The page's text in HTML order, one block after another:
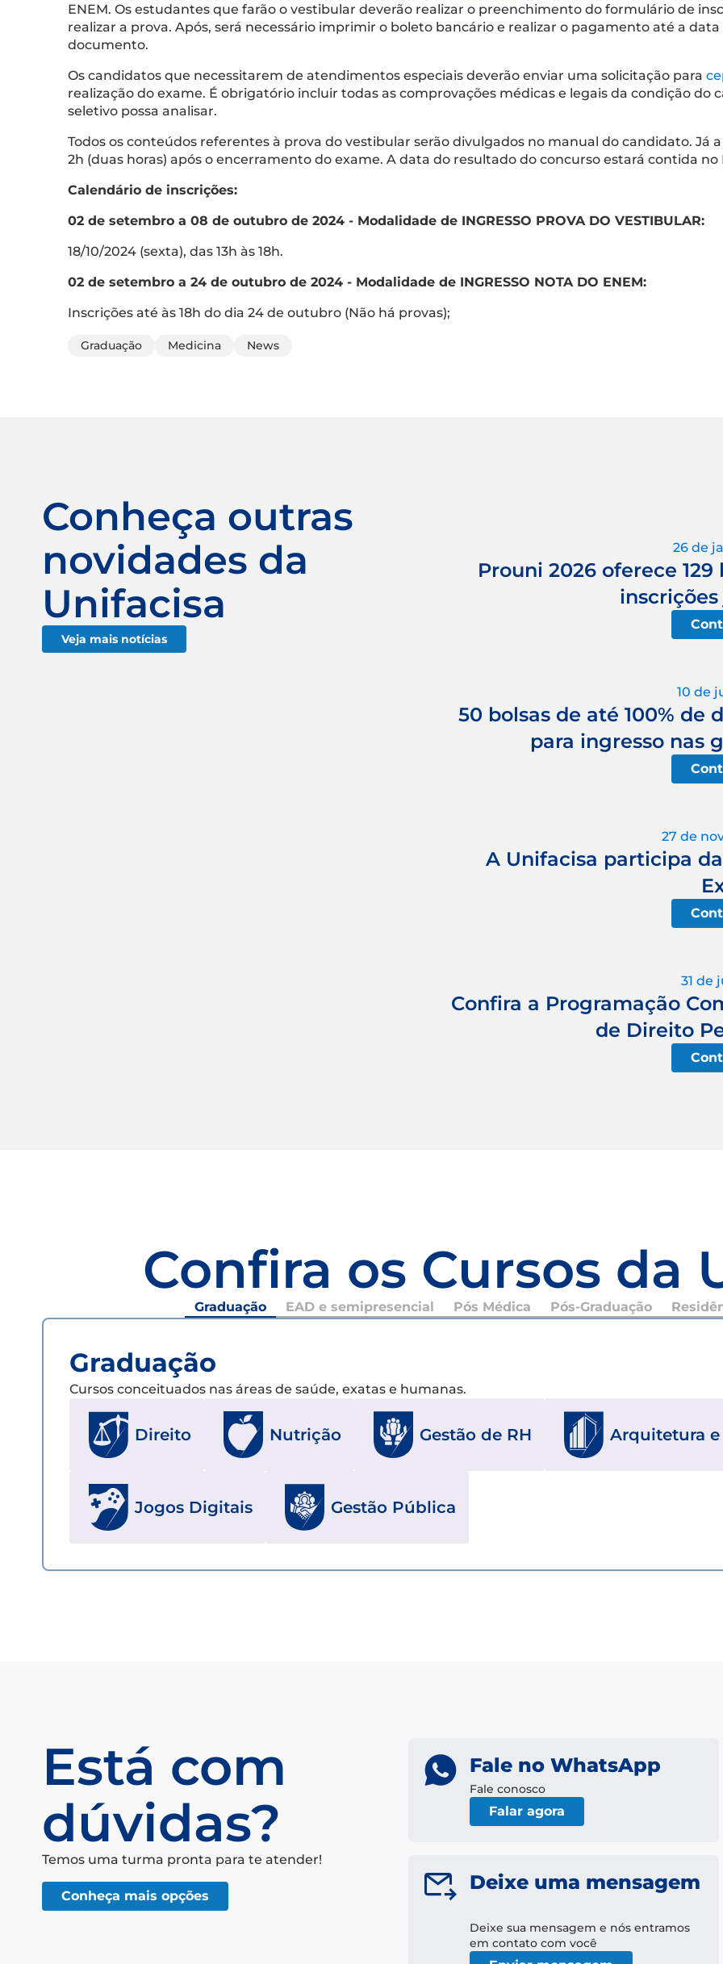
ENEM. Os estudantes que farão o vestibular deverão realizar o preenchimento do formulário de
realizar a prova. Após, será necessário imprimir o boleto bancário e realizar o pagamento até a
documento.
Os candidatos que necessitarem de atendimentos especiais deverão enviar uma solicitação para
realização do exame. É obrigatório incluir todas as comprovações médicas e legais da condição do
seletivo possa analisar.
Todos os conteúdos referentes à prova do vestibular serão divulgados no manual do candidato. Já
2h (duas horas) após o encerramento do exame. A data do resultado do concurso estará contida
Calendário de inscrições:
02 de setembro a 08 de outubro de 2024 - Modalidade de INGRESSO PROVA DO VESTIBULAR:
18/10/2024 (sexta), das 13h às 18h.
02 de setembro a 24 de outubro de 2024 - Modalidade de INGRESSO NOTA DO ENEM:
Inscrições até às 18h do dia 24 de outubro (Não há provas);
Graduação Medicina News
Conheça outras
novidades da
Unifacisa
Veja mais notícias
26 de
Prouni 2026 oferece
10 de
50 bolsas de até 100% de
para ingresso nas
27 de
A Unifacisa participa
31 de
Confira a Programação
de Direito
Confira os Cursos da
Graduação EAD e semipresencial Pós Médica Pós-Graduação
Graduação
Cursos conceituados nas áreas de saúde, exatas e humanas.
Direito Nutrição Gestão de RH Arquitetura
Jogos Digitais Gestão Pública
Está com
dúvidas?
Temos uma turma pronta para te atender!
Conheça mais opções
Fale no WhatsApp
Fale conosco
Falar agora
Deixe uma mensagem
Deixe sua mensagem e nós entramos
em contato com você